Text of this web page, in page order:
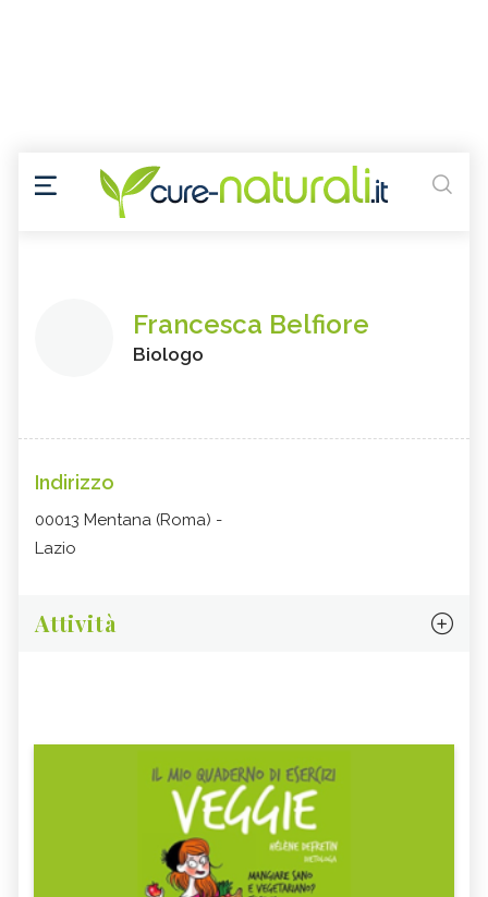
Francesca Belfiore
Biologo
Indirizzo
00013 Mentana (Roma) -
Lazio
Attività